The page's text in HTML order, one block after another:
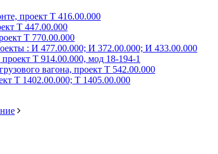
проект Т 416.00.000
Т 447.00.000
Т 770.00.000
: И 477.00.000; И 372.00.000; И 433.00.000
Т 914.00.000, мод 18-194-1
вагона, проект Т 542.00.000
Т 1402.00.000; Т 1405.00.000